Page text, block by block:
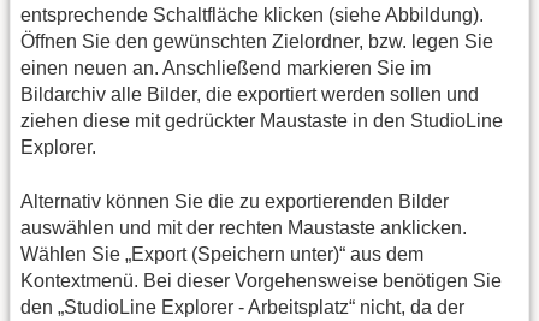
entsprechende Schaltfläche klicken (siehe Abbildung).
Öffnen Sie den gewünschten Zielordner, bzw. legen Sie
einen neuen an. Anschließend markieren Sie im
Bildarchiv alle Bilder, die exportiert werden sollen und
ziehen diese mit gedrückter Maustaste in den StudioLine
Explorer.
Alternativ können Sie die zu exportierenden Bilder
auswählen und mit der rechten Maustaste anklicken.
Wählen Sie „Export (Speichern unter)“ aus dem
Kontextmenü. Bei dieser Vorgehensweise benötigen Sie
den „StudioLine Explorer - Arbeitsplatz“ nicht, da der